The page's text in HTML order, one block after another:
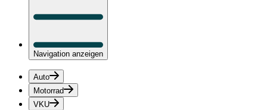
Navigation anzeigen
Auto
Motorrad
VKU